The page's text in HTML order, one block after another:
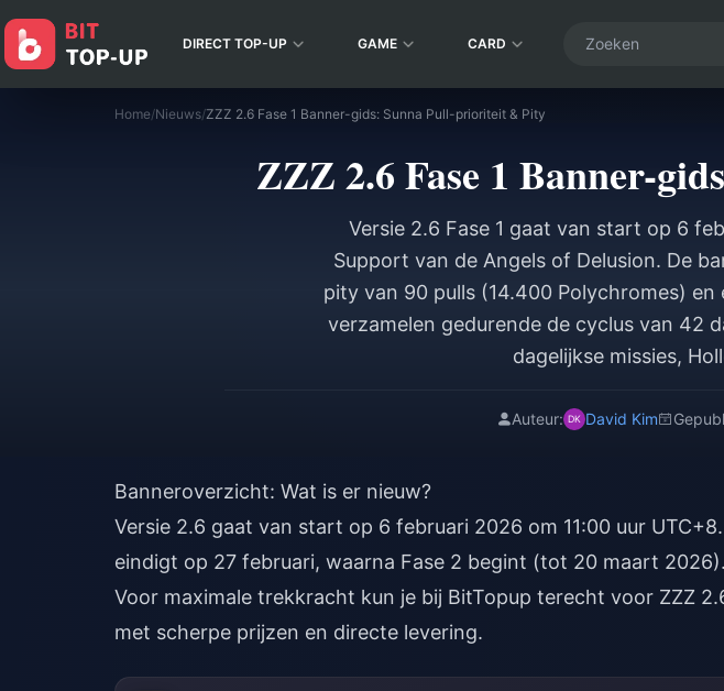
DIRECT TOP-UP GAME CARD
Home/Nieuws/ZZZ 2.6 Fase 1 Banner-gids: Sunna Pull-prioriteit & Pity
ZZZ 2.6 Fase 1 Banner-
Versie 2.6 Fase 1 gaat van start op 6
Support van de Angels of Delusion. De
pity van 90 pulls (14.400 Polychromes)
verzamelen gedurende de cyclus van 42
dagelijkse missies,
Auteur: David Kim
Banneroverzicht: Wat is er nieuw?
Versie 2.6 gaat van start op 6 februari 2026 om 11:00 uur
eindigt op 27 februari, waarna Fase 2 begint (tot 20 maart 2026).
Voor maximale trekkracht kun je bij BitTopup terecht voor ZZZ
met scherpe prijzen en directe levering.